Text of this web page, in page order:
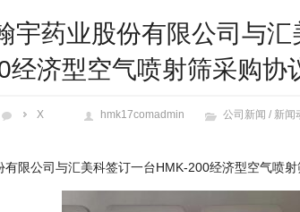
宇药业股份有限公司与汇
经济型空气喷射筛采购协
X hmk17comadmin 公司新闻 / 新闻
有限公司与汇美科签订一台HMK-200经济型空气喷射